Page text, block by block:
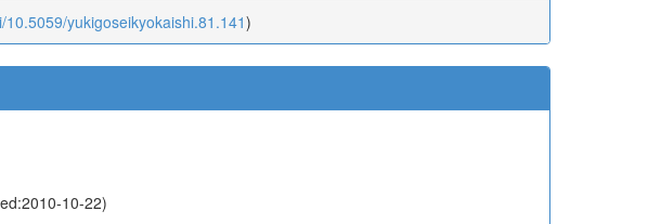
10.5059/yukigoseikyokaishi.81.141)
10-22)